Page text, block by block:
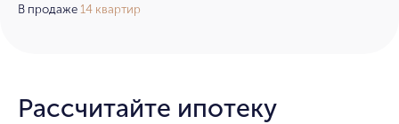
В продаже 14 квартир
Рассчитайте ипотеку